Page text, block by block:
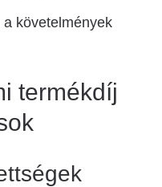
követelmények
termékdíj